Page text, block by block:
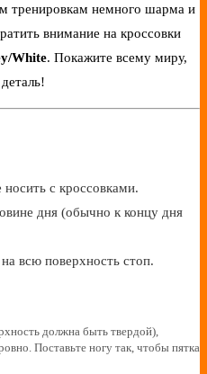
тренировкам немного шарма и
внимание на кроссовки
White. Покажите всему миру,
с кроссовками.
дня (обычно к концу дня
всю поверхность стоп.
должна быть твердой),
Поставьте ногу так, чтобы пятка